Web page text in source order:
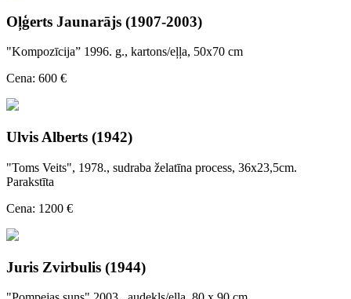
Oļģerts Jaunarājs (1907-2003)
"Kompozīcija” 1996. g., kartons/eļļa, 50x70 cm
Cena: 600 €
Ulvis Alberts (1942)
"Toms Veits", 1978., sudraba želatīna process, 36x23,5cm.
Parakstīta
Cena: 1200 €
Juris Zvirbulis (1944)